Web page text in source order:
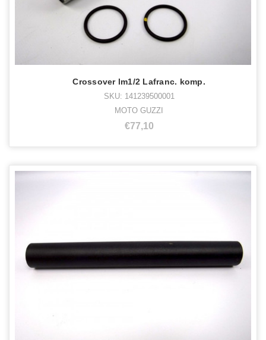
Crossover lm1/2 Lafranc. komp.
SKU: 141239500001
MOTO GUZZI
€77,10